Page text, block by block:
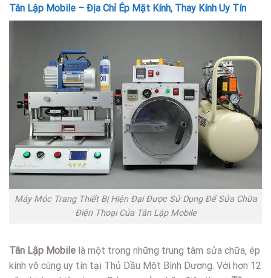
Tân Lập Mobile – Địa Chỉ Ép Mặt Kính, Thay Kính Uy Tín
Máy Móc Trang Thiết Bị Hiện Đại Được Sử Dụng Để Sửa Chữa
Điện Thoại Của Tân Lập Mobile
Tân Lập Mobile là một trong những trung tâm sửa chữa, ép
kính vô cùng uy tín tại Thủ Dầu Một Bình Dương. Với hơn 12